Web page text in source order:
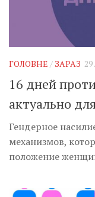
ГОЛОВНЕ / ЗАРАЗ
16 дней
актуально
Гендерное
механизмов,
положение